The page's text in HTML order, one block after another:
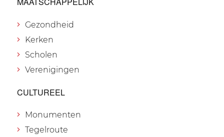
Gezondheid
Kerken
Scholen
Verenigingen
CULTUREEL
Monumenten
Tegelroute